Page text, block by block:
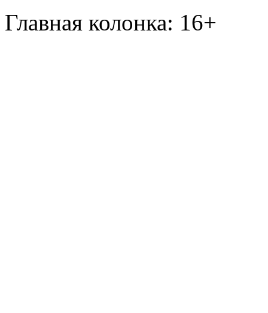
Главная колонка: 16+